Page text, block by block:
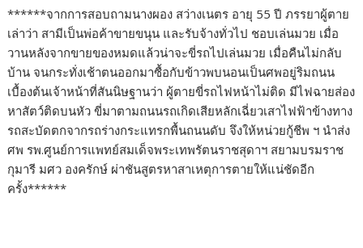
******จากการสอบถามนางผอง สว่างเนตร อายุ 55 ปี ภรรยาผู้ตาย
เล่าว่า สามีเป็นพ่อค้าขายขนุน และรับจ้างทั่วไป ชอบเล่นมวย เมื่อ
วานหลังจากขายของหมดแล้วน่าจะขี่รถไปเล่นมวย เมื่อคืนไม่กลับ
บ้าน จนกระทั่งเช้าตนออกมาซื้อกับข้าวพบนอนเป็นศพอยู่ริมถนน
เบื้องต้นเจ้าหน้าที่สันนิษฐานว่า ผู้ตายขี่รถไฟหน้าไม่ติด มีไฟฉายส่อง
หาสัตว์ติดบนหัว ขี่มาตามถนนรถเกิดเสียหลักเฉี่ยวเสาไฟฟ้าข้างทาง
รถสะบัดตกจากรถร่างกระแทรกพื้นถนนดับ จึงให้หน่วยกู้ชีพ ฯ นำส่ง
ศพ รพ.ศูนย์การแพทย์สมเด็จพระเทพรัตนราชสุดาฯ สยามบรมราช
กุมารี มศว องครักษ์ ผ่าชันสูตรหาสาเหตุการตายให้แน่ชัดอีก
ครั้ง******